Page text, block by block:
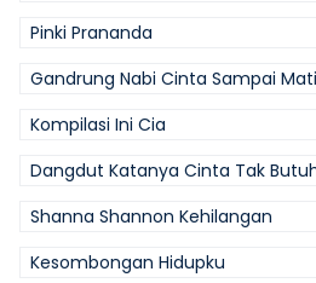
Pinki Prananda
Gandrung Nabi Cinta Sampai Mati
Kompilasi Ini Cia
Dangdut Katanya Cinta Tak
Shanna Shannon Kehilangan
Kesombongan Hidupku